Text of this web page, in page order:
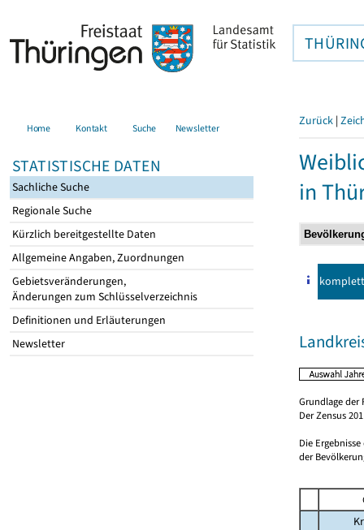
Home Kontakt Suche Newsletter
STATISTISCHE DATEN
Sachliche Suche
Regionale Suche
Kürzlich bereitgestellte Daten
Allgemeine Angaben, Zuordnungen
Gebietsveränderungen,
Änderungen zum Schlüsselverzeichnis
Definitionen und Erläuterungen
Newsletter
Zurück |
in
komplett
Grundlage der
Der Zensus
Die
der